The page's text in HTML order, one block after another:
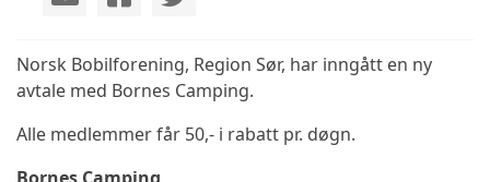
Norsk Bobilforening, Region Sør, har inngått en ny
avtale med Bornes Camping.
Alle medlemmer får 50,- i rabatt pr. døgn.